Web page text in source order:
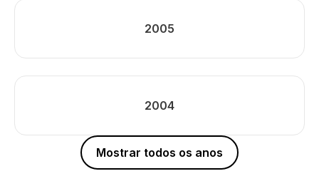
2005
2004
Mostrar todos os anos